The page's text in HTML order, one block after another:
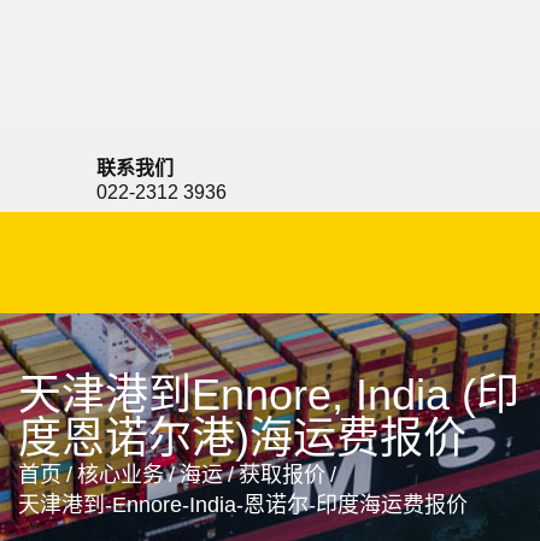
联系我们
022-2312 3936
天津港到Ennore, India (印
度恩诺尔港)海运费报价
首页 / 核心业务 / 海运 / 获取报价 /
天津港到-Ennore-India-恩诺尔-印度海运费报价